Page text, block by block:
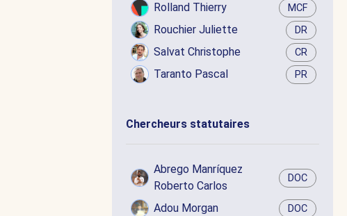
Rolland Thierry MCF
Rouchier Juliette DR
Salvat Christophe CR
Taranto Pascal PR
Chercheurs statutaires
Abrego Manríquez
Roberto Carlos
DOC
Adou Morgan DOC